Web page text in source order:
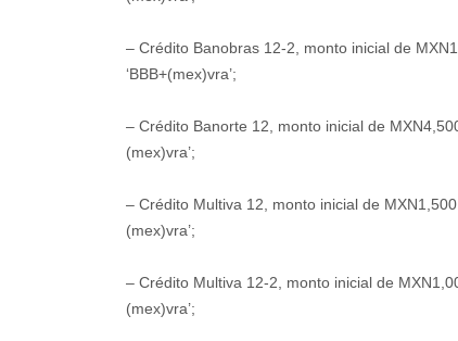
– Crédito Banobras 12-2, monto inicial de
‘BBB+(mex)vra’;
– Crédito Banorte 12, monto inicial de
(mex)vra’;
– Crédito Multiva 12, monto inicial de
(mex)vra’;
– Crédito Multiva 12-2, monto inicial de
(mex)vra’;